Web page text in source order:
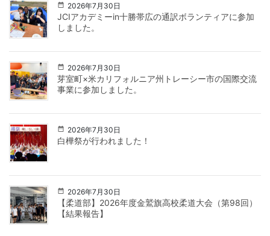
2026年7月30日
JCIアカデミーin十勝帯広の通訳ボランティアに参加
しました。
2026年7月30日
芽室町×米カリフォルニア州トレーシー市の国際交流
事業に参加しました。
2026年7月30日
白樺祭が行われました！
2026年7月30日
【柔道部】2026年度金鷲旗高校柔道大会（第98回）
【結果報告】